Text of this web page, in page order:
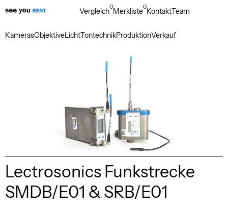
KamerasObjektiveLichtTontechnikProduktionVerkauf
Vergleich0Merkliste0KontaktTeam
Lectrosonics Funkstrecke
SMDB/E01 & SRB/E01